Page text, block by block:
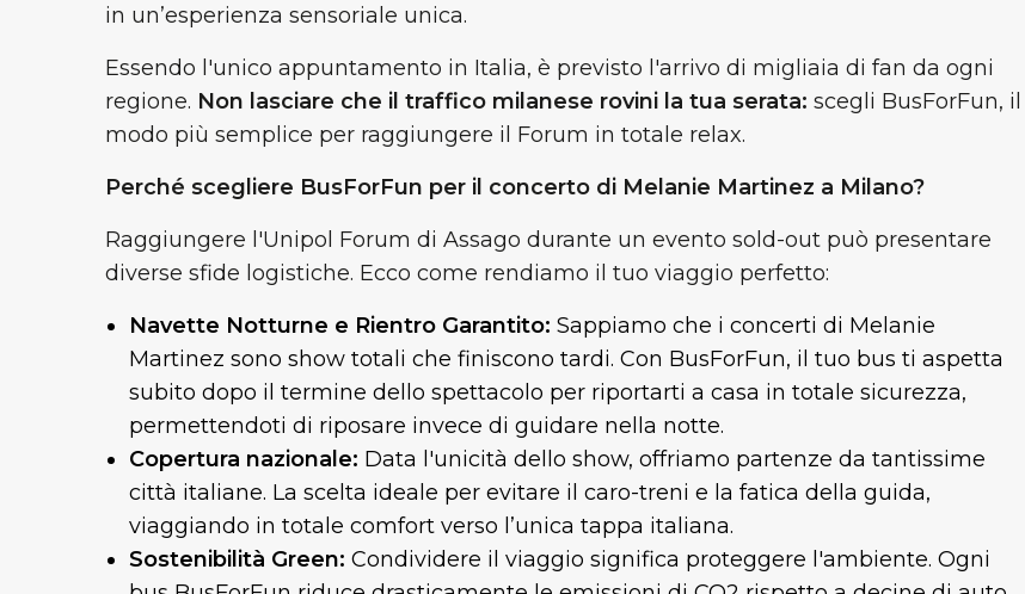
in un’esperienza sensoriale unica.
Essendo l'unico appuntamento in Italia, è previsto l'arrivo di migliaia di fan da ogni
regione. Non lasciare che il traffico milanese rovini la tua serata: scegli BusForFun, il
modo più semplice per raggiungere il Forum in totale relax.
Perché scegliere BusForFun per il concerto di Melanie Martinez a Milano?
Raggiungere l'Unipol Forum di Assago durante un evento sold-out può presentare
diverse sfide logistiche. Ecco come rendiamo il tuo viaggio perfetto:
Navette Notturne e Rientro Garantito: Sappiamo che i concerti di Melanie
Martinez sono show totali che finiscono tardi. Con BusForFun, il tuo bus ti aspetta
subito dopo il termine dello spettacolo per riportarti a casa in totale sicurezza,
permettendoti di riposare invece di guidare nella notte.
Copertura nazionale: Data l'unicità dello show, offriamo partenze da tantissime
città italiane. La scelta ideale per evitare il caro-treni e la fatica della guida,
viaggiando in totale comfort verso l’unica tappa italiana.
Sostenibilità Green: Condividere il viaggio significa proteggere l'ambiente. Ogni